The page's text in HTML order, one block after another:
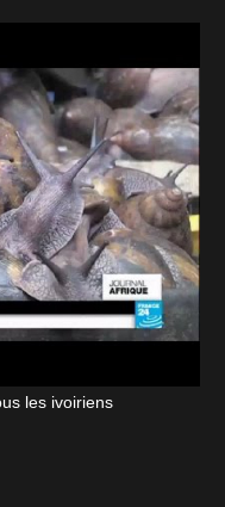
les ivoiriens